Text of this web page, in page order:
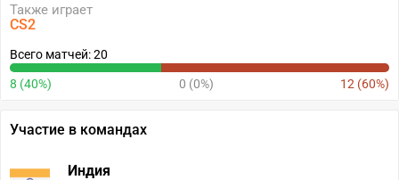
Также играет
CS2
Всего матчей: 20
8 (40%) 0 (0%) 12 (60%)
Участие в командах
Индия